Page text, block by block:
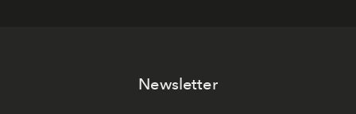
Newsletter